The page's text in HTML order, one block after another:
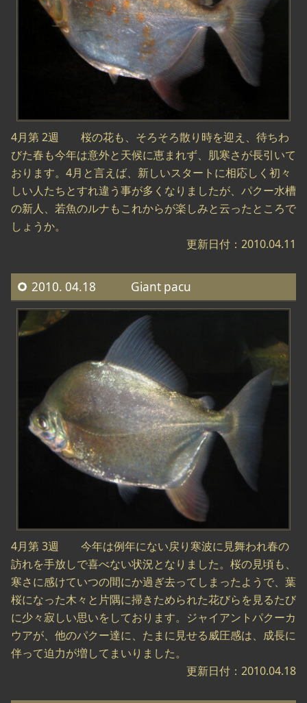
4月第 2週 桜の花も、そろそろ散り時を迎え、待ちわ
びた春も今年は意外と天候に恵まれず、肌寒さが長引いて
おります。4月と言えば、新しいスタートに相応しく初々
しい人たちとすれ違う事が多くなりましたが、パクー水槽
の新人、若魚のルナもこれからが楽しみと云ったところで
しょうか。
更新日付：2010.04.11
2010. 04.18 Giant pacu
4月第 3週 今年は例年にない戻り寒波に見舞われ春の
訪れを手放しで喜べない状況となりました。桜の見頃も、
寒さに感けていつの間にか過ぎ去ってしまったようで、葉
桜になった木々と片隅に掃きためられた花びらを見るたび
に少々寂しい思いをしております。ジャイアントパクーカ
ウアが、他のパクー達に、たまに見せる威圧感は、成長に
伴って迫力が増してまいりました。
更新日付：2010.04.18